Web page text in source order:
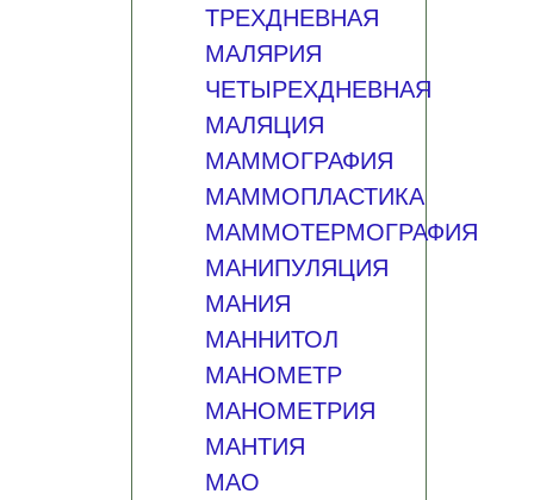
ТРЕХДНЕВНАЯ
МАЛЯРИЯ
ЧЕТЫРЕХДНЕВНАЯ
МАЛЯЦИЯ
МАММОГРАФИЯ
МАММОПЛАСТИКА
МАММОТЕРМОГРАФИЯ
МАНИПУЛЯЦИЯ
МАНИЯ
МАННИТОЛ
МАНОМЕТР
МАНОМЕТРИЯ
МАНТИЯ
МАО